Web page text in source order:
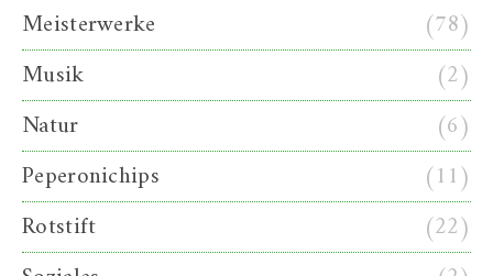
Meisterwerke
(78)
Musik
(2)
Natur
(6)
Peperonichips
(11)
Rotstift
(22)